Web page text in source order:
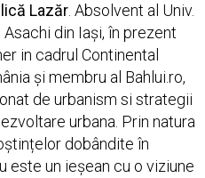
Lazăr . Absolvent al Univ.
Asachi din Iași, în prezent
in cadrul Continental
și membru al Bahlui.ro,
de urbanism si strategii
urbana. Prin natura
dobândite în
este un ieșean cu o viziune